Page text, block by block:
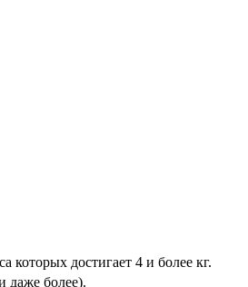
достигает 4 и более кг.
даже более).